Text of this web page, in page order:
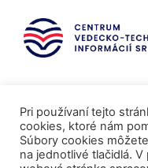
Pri používaní tejto
cookies, ktoré nám
Súbory cookies
na jednotlivé tlačidlá.